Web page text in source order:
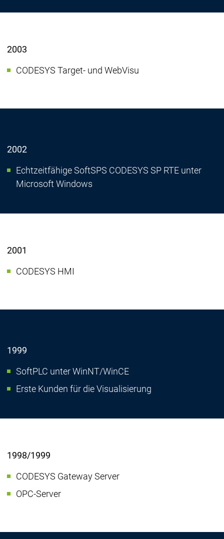
2003
CODESYS Target- und WebVisu
2002
Echtzeitfähige SoftSPS CODESYS SP RTE unter
Microsoft Windows
2001
CODESYS HMI
1999
SoftPLC unter WinNT/WinCE
Erste Kunden für die Visualisierung
1998/1999
CODESYS Gateway Server
OPC-Server